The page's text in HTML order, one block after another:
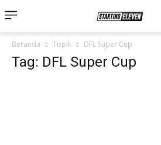
Beranda Topik DFL Super Cup
Tag: DFL Super Cup